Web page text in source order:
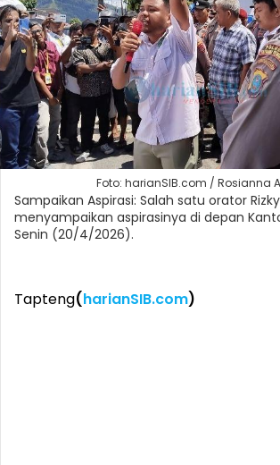
Foto: harianSIB.com / Rosianna
Sampaikan Aspirasi: Salah satu orator
menyampaikan aspirasinya di depan
Senin (20/4/2026).
Tapteng(harianSIB.com)